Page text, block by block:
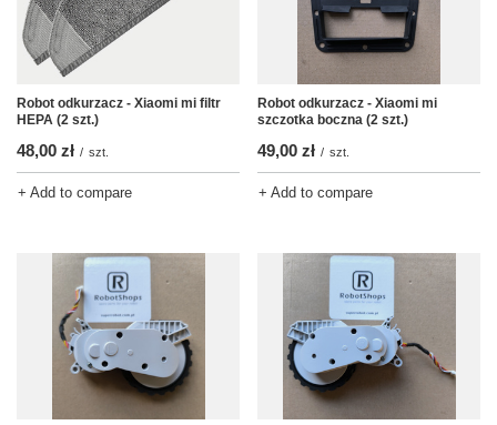
Robot odkurzacz - Xiaomi mi filtr
HEPA (2 szt.)
48,00 zł / szt.
+ Add to compare
Robot odkurzacz - Xiaomi mi
szczotka boczna (2 szt.)
49,00 zł / szt.
+ Add to compare